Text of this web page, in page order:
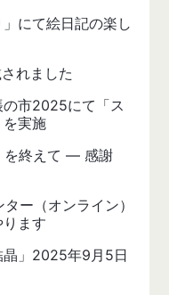
にて絵日記の楽し
れました
の市2025にて「ス
実施
を終えて — 感謝
ー（オンライン）
ます
晶」2025年9月5日